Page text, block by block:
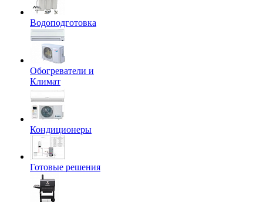
Водоподготовка
Обогреватели и
Климат
Кондиционеры
Готовые решения